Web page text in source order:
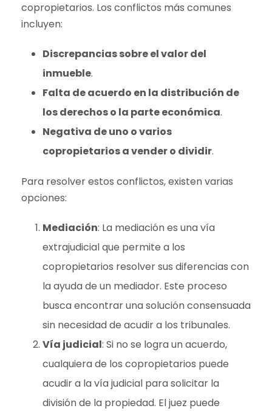
copropietarios. Los conflictos más comunes
incluyen:
Discrepancias sobre el valor del
inmueble.
Falta de acuerdo en la distribución de
los derechos o la parte económica.
Negativa de uno o varios
copropietarios a vender o dividir.
Para resolver estos conflictos, existen varias
opciones:
Mediación: La mediación es una vía
extrajudicial que permite a los
copropietarios resolver sus diferencias con
la ayuda de un mediador. Este proceso
busca encontrar una solución consensuada
sin necesidad de acudir a los tribunales.
Vía judicial: Si no se logra un acuerdo,
cualquiera de los copropietarios puede
acudir a la vía judicial para solicitar la
división de la propiedad. El juez puede